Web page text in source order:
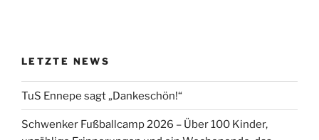
LETZTE NEWS
TuS Ennepe sagt „Dankeschön!“
Schwenker Fußballcamp 2026 – Über 100 Kinder,